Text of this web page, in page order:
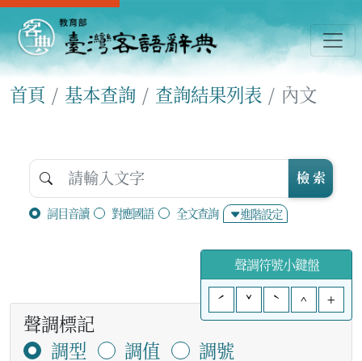
首頁 基本查詢 查詢結果列表 內文
詞目音讀 對應國語 全文查詢 進階設定
檢 索
聲調符號小鍵盤
ˊ
ˇ ˋ ^ +
聲調標記
調型
調值
調號